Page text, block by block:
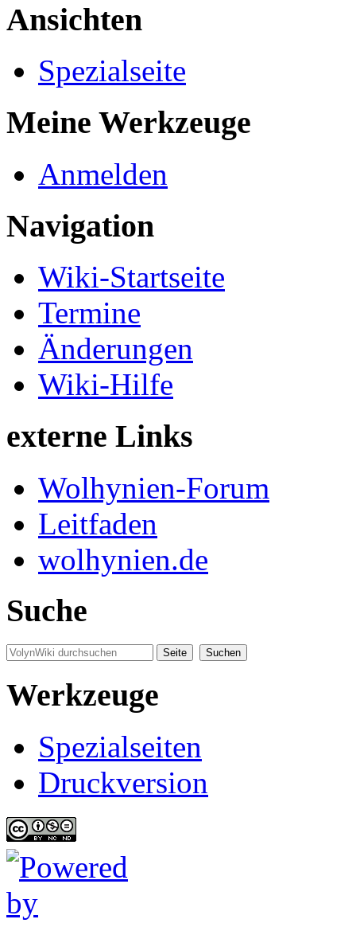
Ansichten
Spezialseite
Meine Werkzeuge
Anmelden
Navigation
Wiki-Startseite
Termine
Änderungen
Wiki-Hilfe
externe Links
Wolhynien-Forum
Leitfaden
wolhynien.de
Suche
Werkzeuge
Spezialseiten
Druckversion